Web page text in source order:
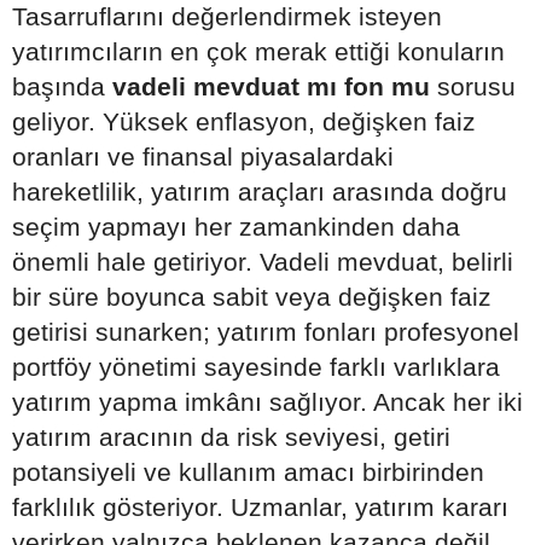
Tasarruflarını değerlendirmek isteyen
yatırımcıların en çok merak ettiği konuların
başında vadeli mevduat mı fon mu sorusu
geliyor. Yüksek enflasyon, değişken faiz
oranları ve finansal piyasalardaki
hareketlilik, yatırım araçları arasında doğru
seçim yapmayı her zamankinden daha
önemli hale getiriyor. Vadeli mevduat, belirli
bir süre boyunca sabit veya değişken faiz
getirisi sunarken; yatırım fonları profesyonel
portföy yönetimi sayesinde farklı varlıklara
yatırım yapma imkânı sağlıyor. Ancak her iki
yatırım aracının da risk seviyesi, getiri
potansiyeli ve kullanım amacı birbirinden
farklılık gösteriyor. Uzmanlar, yatırım kararı